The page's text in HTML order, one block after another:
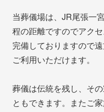
当葬儀場は、JR尾張一
程の距離ですのでアク
完備しておりますので
ご利用いただけます。
葬儀は伝統を残し、そ
ともできます。またご